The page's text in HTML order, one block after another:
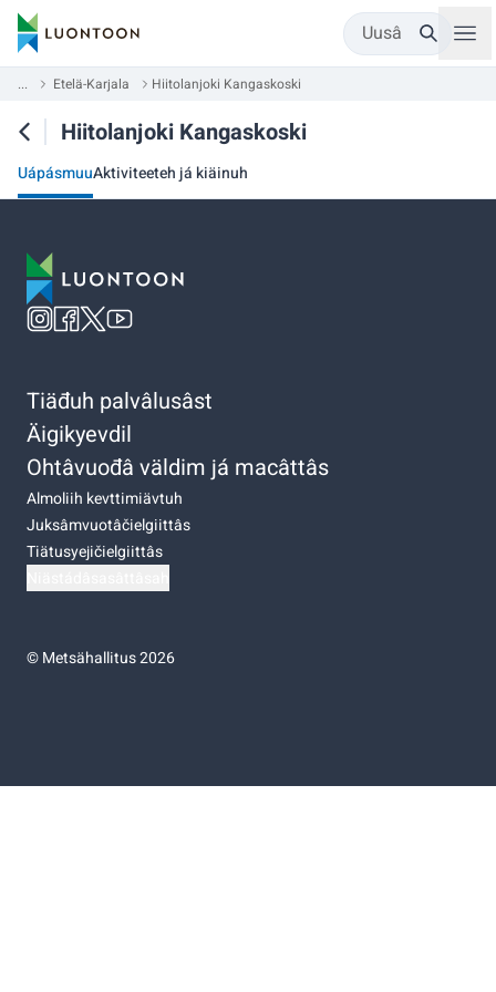
Uusâ
... Etelä-Karjala Hiitolanjoki Kangaskoski
Hiitolanjoki Kangaskoski
UápásmuuAktiviteeteh já kiäinuh
Tiäđuh palvâlusâst
Äigikyevdil
Ohtâvuođâ väldim já macâttâs
Almoliih kevttimiävtuh
Juksâmvuotâčielgiittâs
Tiätusyejičielgiittâs
©Metsähallitus 2026